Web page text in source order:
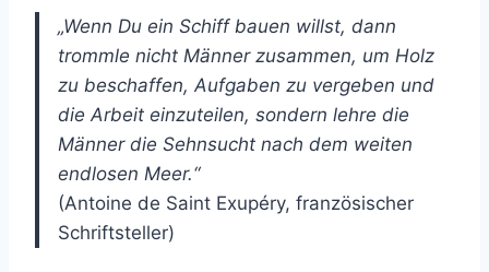
„Wenn Du ein Schiff bauen willst, dann
trommle nicht Männer zusammen, um Holz
zu beschaffen, Aufgaben zu vergeben und
die Arbeit einzuteilen, sondern lehre die
Männer die Sehnsucht nach dem weiten
endlosen Meer.“
(Antoine de Saint Exupéry, französischer
Schriftsteller)